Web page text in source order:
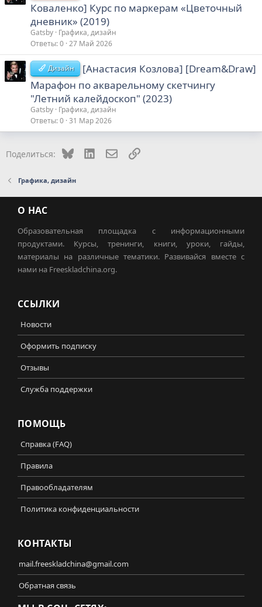
Коваленко] Курс по маркерам «Цветочный
дневник» (2019)
Gatsby Графика, дизайн
Ответы 0 27 Май 2026
Дизайн
[Анастасия Козлова] [Dream&Draw]
Марафон по акварельному скетчингу
"Летний калейдоскоп" (2023)
Gatsby Графика, дизайн
Ответы 0 31 Мар 2026
Поделиться: Bluesky LinkedInЭлектронная почта
Ссылка
Графика, дизайн
О НАС
Образовательная площадка с информационными
продуктами. Курсы, тренинги, книги, уроки, гайды,
материалы на различные тематики. Развивайся вместе с
нами на Freeskladchina.org.
ССЫЛКИ
Новости
Оформить подписку
Отзывы
Служба поддержки
ПОМОЩЬ
Справка (FAQ)
Правила
Правообладателям
Политика конфиденциальности
КОНТАКТЫ
mail.freeskladchina@gmail.com
Обратная связь